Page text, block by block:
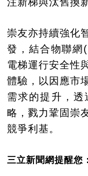
崇友亦持續強化
發，結合物聯網
電梯運行安全性
體驗，以因應市
需求的提升，透
略，戮力鞏固崇
競爭利基。
三立新聞網提醒您：